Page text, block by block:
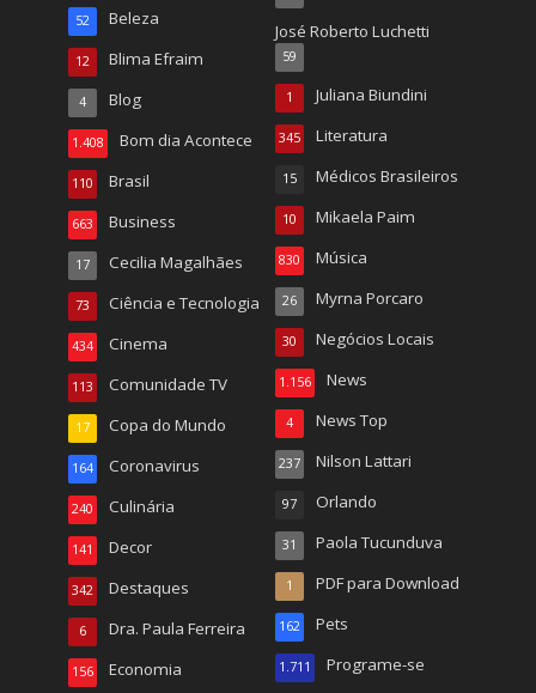
Beleza
52
Blima Efraim
12
Blog
4
Bom dia Acontece
1.408
Brasil
110
Business
663
Cecilia Magalhães
17
Ciência e Tecnologia
73
Cinema
434
Comunidade TV
113
Copa do Mundo
17
Coronavirus
164
Culinária
240
Decor
141
Destaques
342
Dra. Paula Ferreira
6
Economia
156
José Roberto Luchetti
59
Juliana Biundini
1
Literatura
345
Médicos Brasileiros
15
Mikaela Paim
10
Música
830
Myrna Porcaro
26
Negócios Locais
30
News
1.156
News Top
4
Nilson Lattari
237
Orlando
97
Paola Tucunduva
31
PDF para Download
1
Pets
162
Programe-se
1.711